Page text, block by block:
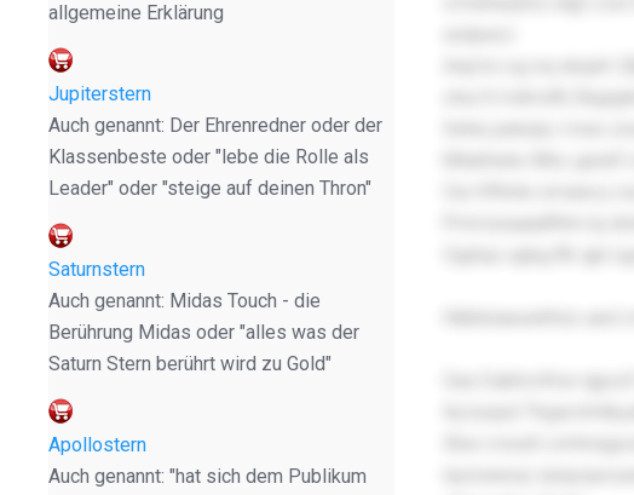
allgemeine Erklärung
Jupiterstern
Auch genannt: Der Ehrenredner oder der
Klassenbeste oder "lebe die Rolle als
Leader" oder "steige auf deinen Thron"
Saturnstern
Auch genannt: Midas Touch - die
Berührung Midas oder "alles was der
Saturn Stern berührt wird zu Gold"
Apollostern
Auch genannt: "hat sich dem Publikum